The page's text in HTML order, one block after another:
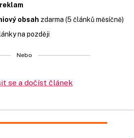
obsah zdarma (5 článků měsíčně)
na později
Nebo
se a dočíst článek